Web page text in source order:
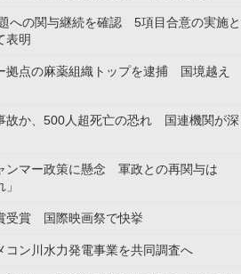
への関与継続を確認 5項目合意の実施と
表明
拠点の麻薬組織トップを逮捕 国境越え
故か、500人超死亡の恐れ 国連機関が深
ンマー政策に懸念 軍政との再関与は
受賞 国際映画祭で快挙
コン川水力発電事業を共同調査へ